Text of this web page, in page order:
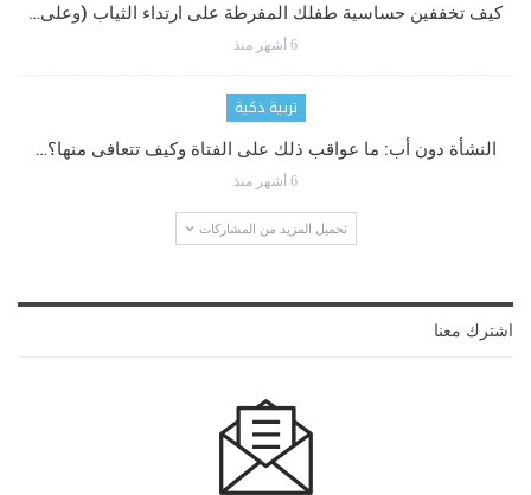
كيف تخففين حساسية طفلك المفرطة على ارتداء الثياب (وعلى…
6 أشهر منذ
تربية ذكية
النشأة دون أب: ما عواقب ذلك على الفتاة وكيف تتعافى منها؟…
6 أشهر منذ
تحميل المزيد من المشاركات
اشترك معنا